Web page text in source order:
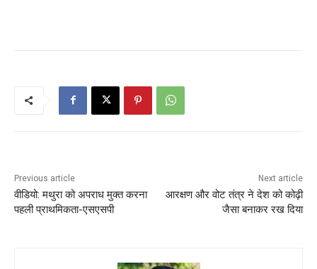
Previous article
वीडियो: मथुरा को अपराध मुक्त करना
पहली प्राथमिकता-एसएसपी
Next article
आरक्षण और वोट तंत्र ने देश को कोढ़ी
जैसा बनाकर रख दिया